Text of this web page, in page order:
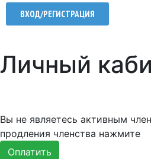
ВХОД/РЕГИСТРАЦИЯ
Личный
Вы не являетесь активным
продления членства нажмите
Оплатить